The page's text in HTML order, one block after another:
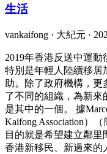
生活
vankaifong · 大紀元 ·
2019年香港反送中運動
特別是年輕人陸續移居
助。除了政府機構，
了不同的組織，為新
是其中的一個。 據
Kaifong Association）
目的就是希望建立鄰
香港新移民、新過來的